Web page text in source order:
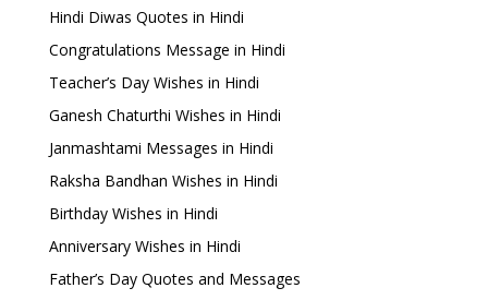
Hindi Diwas Quotes in Hindi
Congratulations Message in Hindi
Teacher’s Day Wishes in Hindi
Ganesh Chaturthi Wishes in Hindi
Janmashtami Messages in Hindi
Raksha Bandhan Wishes in Hindi
Birthday Wishes in Hindi
Anniversary Wishes in Hindi
Father’s Day Quotes and Messages